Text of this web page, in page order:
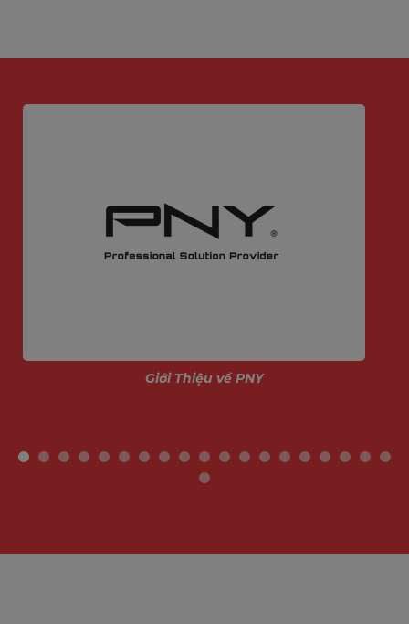
Loa và micrô tích hợp với tính năng khử tiếng vang cho
Giới Thiệu về PNY